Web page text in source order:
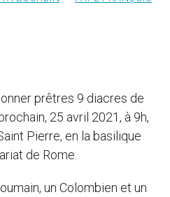
prêtres 9 diacres de
25 avril 2021, à 9h,
Pierre, en la basilique
de Rome.
un Colombien et un